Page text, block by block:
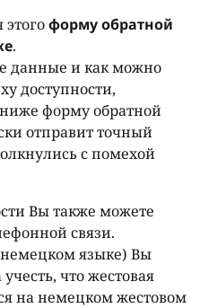
форму обратной
.
данные и как можно
доступности,
форму обратной
отправит точный
с помехой
Вы также можете
связи.
языке) Вы
что жестовая
на немецком жестовом